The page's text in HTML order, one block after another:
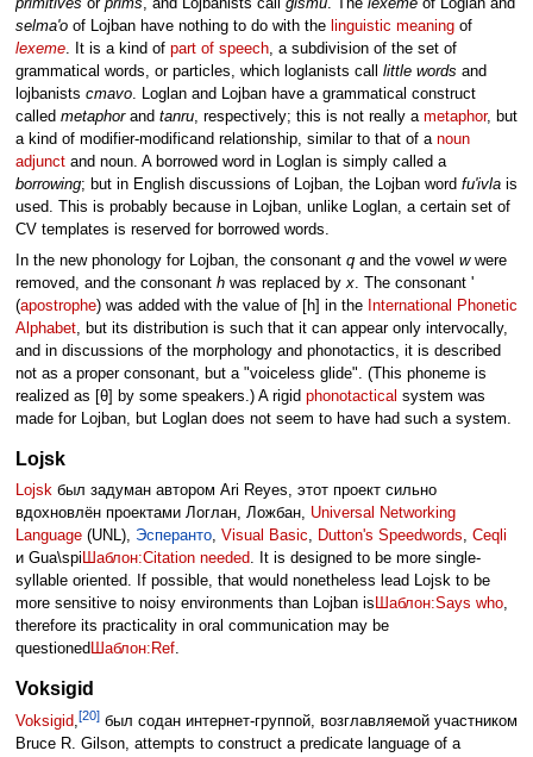
primitives or prims, and Lojbanists call gismu. The lexemeof Loglan and
selma'oof Lojban have nothing to do with the linguistic meaningof
lexeme. It is a kind of part of speech, a subdivision of the set of
grammatical words, or particles, which loglanists call little words and
lojbanists cmavo. Loglan and Lojban have a grammatical construct
called metaphorand tanru, respectively; this is not really a metaphor, but
a kind of modifier-modificand relationship, similar to that of a noun
adjunctand noun. A borrowed word in Loglan is simply called a
borrowing; but in English discussions of Lojban, the Lojban word fu'ivlais
used. This is probably because in Lojban, unlike Loglan, a certain set of
CV templates is reserved for borrowed words.
In the new phonology for Lojban, the consonant qand the vowel wwere
removed, and the consonant hwas replaced by x. The consonant '
(apostrophe) was added with the value of [h] in the International Phonetic
Alphabet, but its distribution is such that it can appear only intervocally,
and in discussions of the morphology and phonotactics, it is described
not as a proper consonant, but a "voiceless glide". (This phoneme is
realized as [θ] by some speakers.) A rigid phonotactical system was
made for Lojban, but Loglan does not seem to have had such a system.
Lojsk
Lojskбыл задуман автором Ari Reyes, этот проект сильно
вдохновлён проектами Логлан, Ложбан, Universal Networking
Language(UNL), Эсперанто, Visual Basic, Dutton's Speedwords, Ceqli
и Gua\spi Шаблон:Citation needed. It is designed to be more single-
syllable oriented. If possible, that would nonetheless lead Lojsk to be
more sensitive to noisy environments than Lojban is Шаблон:Says who,
therefore its practicality in oral communication may be
questioned Шаблон:Ref.
Voksigid
Voksigid,[20]был содан интернет-группой, возглавляемой участником
Bruce R. Gilson, attempts to construct a predicate language of a